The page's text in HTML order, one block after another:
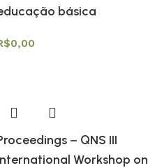
básica
0,00
– QNS III
Workshop on